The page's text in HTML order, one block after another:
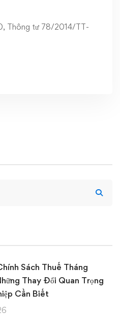
Thông tư 78/2014/TT-
Sách Thuế Tháng
Thay Đổi Quan Trọng
Cần Biết